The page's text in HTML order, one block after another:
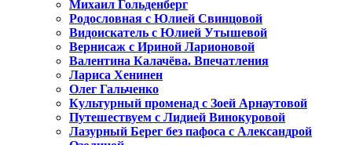
Михаил Гольденберг
Родословная с Юлией Свинцовой
Видоискатель с Юлией Утышевой
Вернисаж с Ириной Ларионовой
Валентина Калачёва. Впечатления
Лариса Хенинен
Олег Гальченко
Культурный променад с Зоей Арнаутовой
Путешествуем с Лидией Винокуровой
Лазурный Берег без пафоса с Александрой